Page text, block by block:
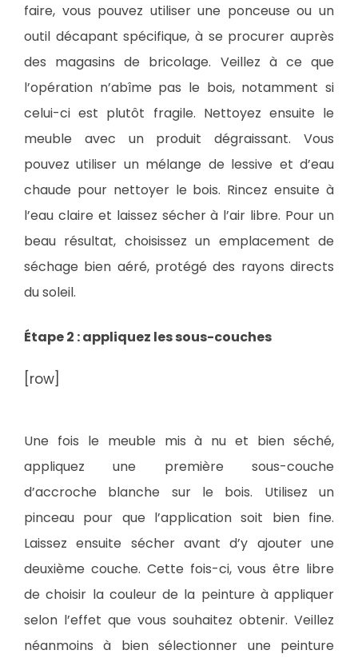
faire, vous pouvez utiliser une ponceuse ou un
outil décapant spécifique, à se procurer auprès
des magasins de bricolage. Veillez à ce que
l’opération n’abîme pas le bois, notamment si
celui-ci est plutôt fragile. Nettoyez ensuite le
meuble avec un produit dégraissant. Vous
pouvez utiliser un mélange de lessive et d’eau
chaude pour nettoyer le bois. Rincez ensuite à
l’eau claire et laissez sécher à l’air libre. Pour un
beau résultat, choisissez un emplacement de
séchage bien aéré, protégé des rayons directs
du soleil.
Étape 2 : appliquez les sous-couches
[row]
Une fois le meuble mis à nu et bien séché,
appliquez une première sous-couche
d’accroche blanche sur le bois. Utilisez un
pinceau pour que l’application soit bien fine.
Laissez ensuite sécher avant d’y ajouter une
deuxième couche. Cette fois-ci, vous être libre
de choisir la couleur de la peinture à appliquer
selon l’effet que vous souhaitez obtenir. Veillez
néanmoins à bien sélectionner une peinture